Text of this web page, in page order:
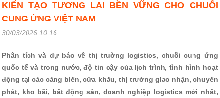
KIẾN TẠO TƯƠNG LAI BỀN VỮNG CHO CHUỖI
CUNG ỨNG VIỆT NAM
30/03/2026 10:16
Phân tích và dự báo về thị trường logistics, chuỗi cung ứng
quốc tế và trong nước, độ tin cậy của lịch trình, tình hình hoạt
động tại các cảng biển, cửa khẩu, thị trường giao nhận, chuyển
phát, kho bãi, bất động sản, doanh nghiệp logistics mới nhất,